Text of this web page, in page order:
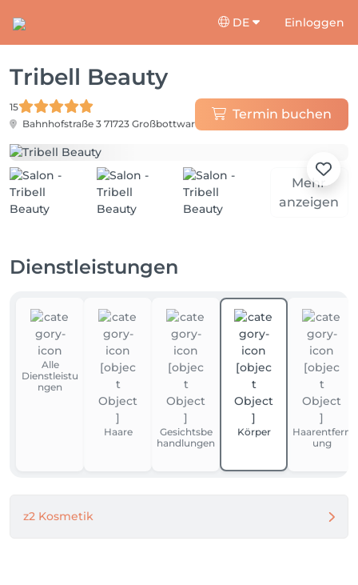
DE Einloggen
Tribell Beauty
15
Bahnhofstraße 3 71723 Großbottwar
Termin buchen
Mehr
anzeigen
Dienstleistungen
Alle
Dienstleistu
ngen
Haare
Gesichtsbe
handlungen
Körper
Haarentfern
ung
z2 Kosmetik